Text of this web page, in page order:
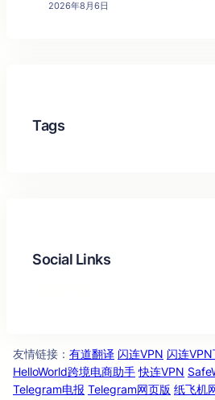
2026年8月6日
Tags
Social Links
友情链接 ： 有道翻译 闪连VPN 闪连VPN
HelloWorld跨境电商助手 快连VPN
Telegram电报 Telegram网页版 纸飞机